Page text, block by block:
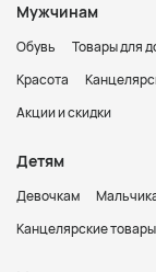
Мужчинам
Обувь Товары для
Красота
Акции и скидки
Детям
Девочкам
Канцелярские товары